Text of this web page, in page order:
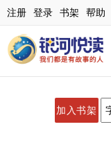
注册 登录 书架 帮助
加入书架